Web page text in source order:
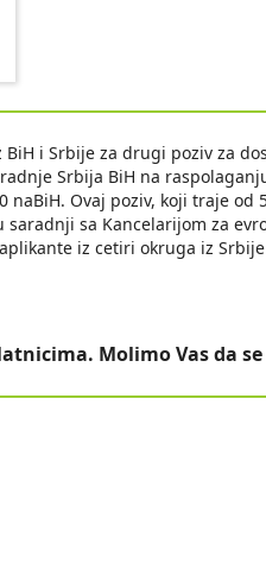
i Srbije za drugi poziv za
Srbija BiH na
naBiH. Ovaj poziv, koji traje
saradnji sa Kancelarijom za
iz cetiri okruga iz
Molimo Vas da se